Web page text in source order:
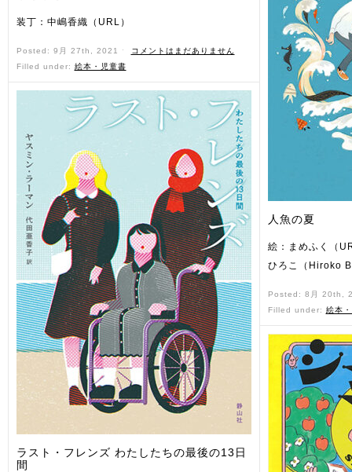
装丁：中嶋香織（URL）
Posted: 9月 27th, 2021 ˑ
コメントはまだありません
Filled under: 絵本・児童書
ラスト・フレンズ わたしたちの最後の13日
間
人魚の夏
絵：まめふく（
ひろこ（Hiroko
Posted: 8月 20th,
Filled under: 絵本